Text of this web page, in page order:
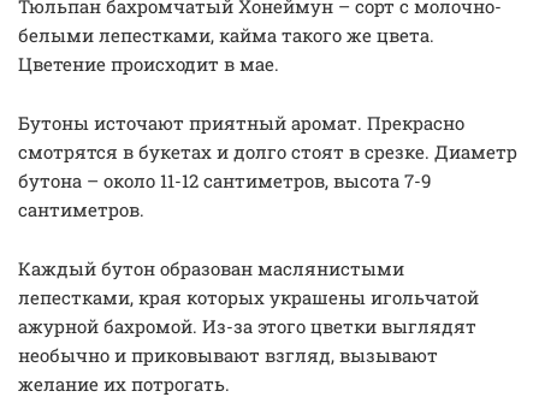
Тюльпан бахромчатый Хонеймун – сорт с молочно-
белыми лепестками, кайма такого же цвета.
Цветение происходит в мае.
Бутоны источают приятный аромат. Прекрасно
смотрятся в букетах и долго стоят в срезке. Диаметр
бутона – около 11-12 сантиметров, высота 7-9
сантиметров.
Каждый бутон образован маслянистыми
лепестками, края которых украшены игольчатой
ажурной бахромой. Из-за этого цветки выглядят
необычно и приковывают взгляд, вызывают
желание их потрогать.